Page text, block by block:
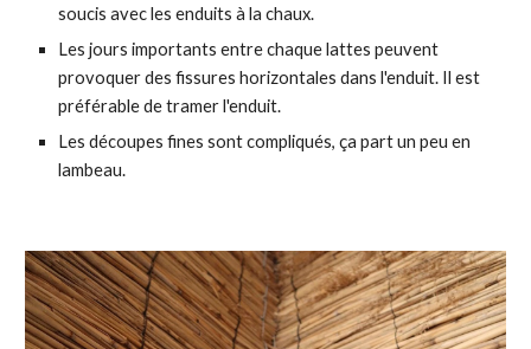
soucis avec les enduits à la chaux.
Les jours importants entre chaque lattes peuvent
provoquer des fissures horizontales dans l'enduit. Il est
préférable de tramer l'enduit.
Les découpes fines sont compliqués, ça part un peu en
lambeau.